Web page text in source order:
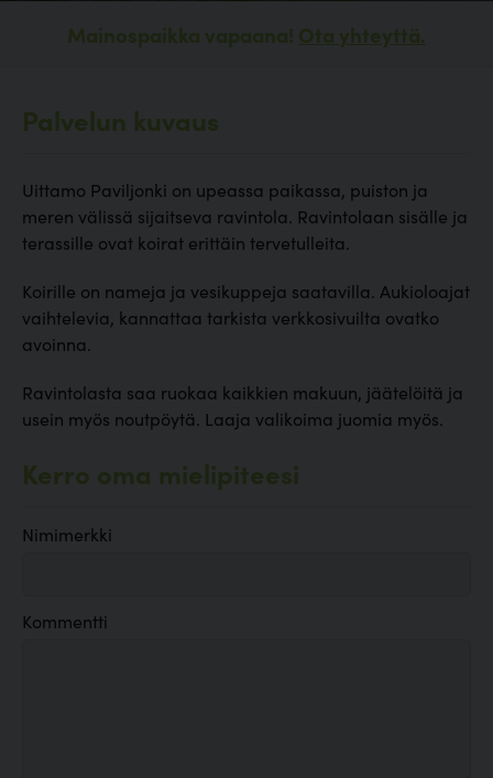
Mainospaikka vapaana! Ota yhteyttä.
Palvelun kuvaus
Uittamo Paviljonki on upeassa paikassa, puiston ja
meren välissä sijaitseva ravintola. Ravintolaan sisälle ja
terassille ovat koirat erittäin tervetulleita.
Koirille on nameja ja vesikuppeja saatavilla. Aukioloajat
vaihtelevia, kannattaa tarkista verkkosivuilta ovatko
avoinna.
Ravintolasta saa ruokaa kaikkien makuun, jäätelöitä ja
usein myös noutpöytä. Laaja valikoima juomia myös.
Kerro oma mielipiteesi
Nimimerkki
Kommentti